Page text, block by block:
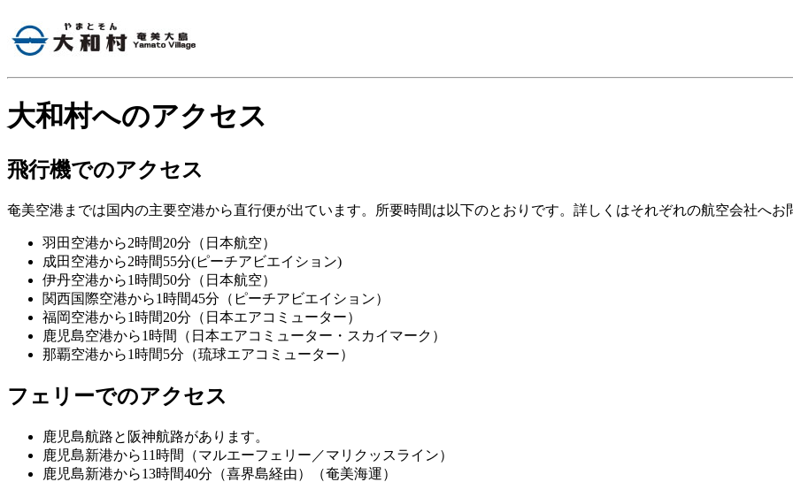
大和村へのアクセス
飛行機でのアクセス
奄美空港までは国内の主要空港から直行便が出ています。所要時間は以下のとおりです。詳しくはそれぞれの航空会社へお
羽田空港から2時間20分（日本航空）
成田空港から2時間55分(ピーチアビエイション)
伊丹空港から1時間50分（日本航空）
関西国際空港から1時間45分（ピーチアビエイション）
福岡空港から1時間20分（日本エアコミューター）
鹿児島空港から1時間（日本エアコミューター・スカイマーク）
那覇空港から1時間5分（琉球エアコミューター）
フェリーでのアクセス
鹿児島航路と阪神航路があります。
鹿児島新港から11時間（マルエーフェリー／マリクッスライン）
鹿児島新港から13時間40分（喜界島経由）（奄美海運）